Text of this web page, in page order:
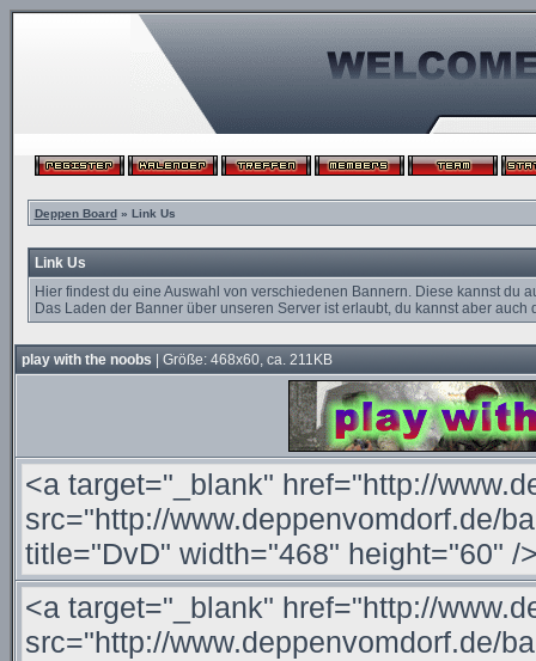
Deppen Board» Link Us
Link Us
Hier findest du eine Auswahl von verschiedenen Bannern. Diese kannst
Das Laden der Banner über unseren Server ist erlaubt, du kannst aber
play with the noobs | Größe: 468x60, ca. 211KB